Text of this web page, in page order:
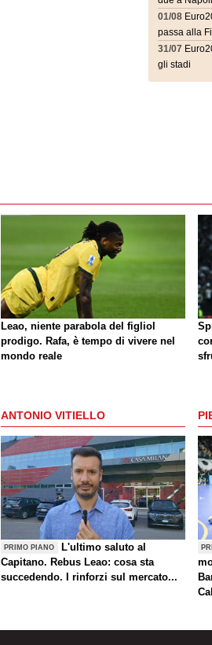
01/08
passa alla
31/07
gli stadi
Leao, niente parabola del figliol
prodigo. Rafa, è tempo di vivere nel
mondo reale
ANTONIO VITIELLO
PRIMO PIANO
L'ultimo saluto al
Capitano. Rebus Leao: cosa sta
succedendo. I rinforzi sul mercato...